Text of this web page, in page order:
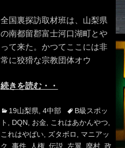
全国裏探訪取材班は、山梨県
の南都留郡富士河口湖町とや
って来た。かつてここには非
常に狡猾な宗教団体オウ
続きを読む・・
Categories
19山梨県 4中部 TagsB級スポッ
ト
DQN お金 これはあかんやつ
これはやばい, ズタボロ
マニアッ
ク
事件, 人権, 伝説 左翼 廃村, 政